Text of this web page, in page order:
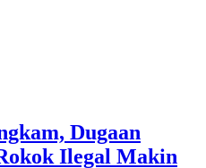
Dugaan
Ilegal Makin